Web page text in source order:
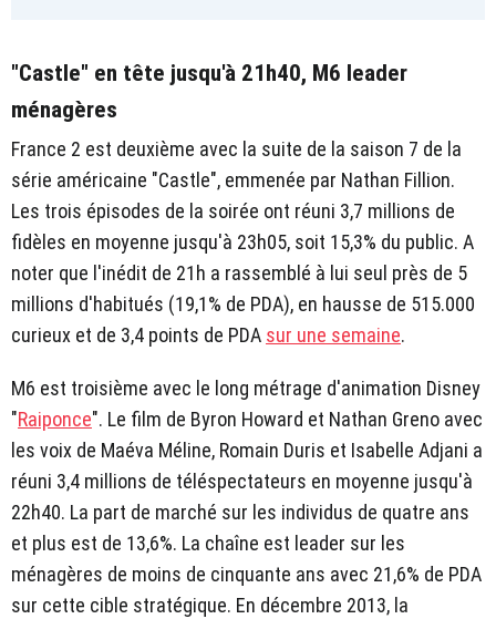
"Castle" en tête jusqu'à 21h40, M6 leader
ménagères
France 2 est deuxième avec la suite de la saison 7 de la
série américaine "Castle", emmenée par Nathan Fillion.
Les trois épisodes de la soirée ont réuni 3,7 millions de
fidèles en moyenne jusqu'à 23h05, soit 15,3% du public. A
noter que l'inédit de 21h a rassemblé à lui seul près de 5
millions d'habitués (19,1% de PDA), en hausse de 515.000
curieux et de 3,4 points de PDA sur une semaine.
M6 est troisième avec le long métrage d'animation Disney
"Raiponce". Le film de Byron Howard et Nathan Greno avec
les voix de Maéva Méline, Romain Duris et Isabelle Adjani a
réuni 3,4 millions de téléspectateurs en moyenne jusqu'à
22h40. La part de marché sur les individus de quatre ans
et plus est de 13,6%. La chaîne est leader sur les
ménagères de moins de cinquante ans avec 21,6% de PDA
sur cette cible stratégique. En décembre 2013, la